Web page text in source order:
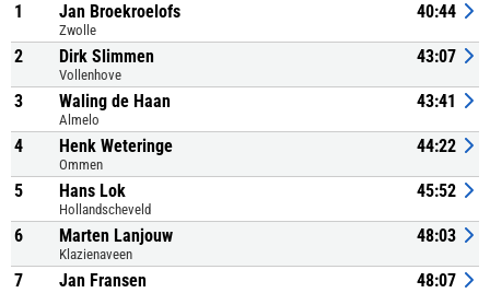
1 Jan Broekroelofs
Zwolle
40:44
2 Dirk Slimmen
Vollenhove
43:07
3 Waling de Haan
Almelo
43:41
4 Henk Weteringe
Ommen
44:22
5 Hans Lok
Hollandscheveld
45:52
6 Marten Lanjouw
Klazienaveen
48:03
7 Jan Fransen 48:07